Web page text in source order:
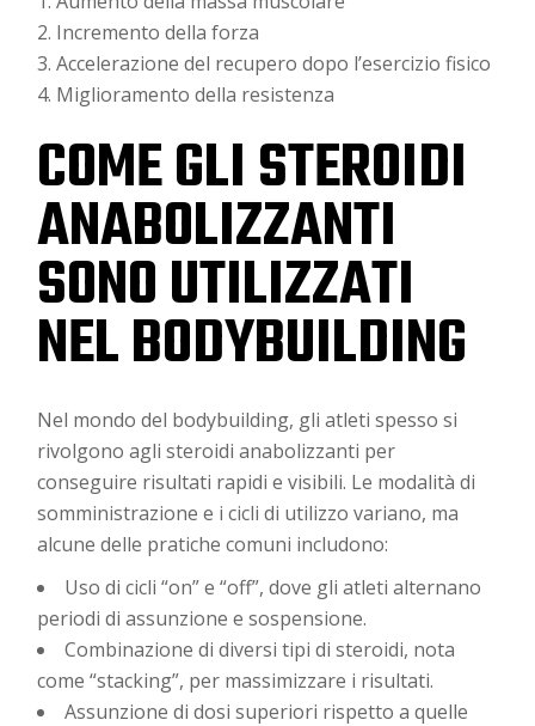
Incremento della forza
Accelerazione del recupero dopo l’esercizio fisico
Miglioramento della resistenza
COME GLI STEROIDI
ANABOLIZZANTI
SONO UTILIZZATI
NEL BODYBUILDING
Nel mondo del bodybuilding, gli atleti spesso si
rivolgono agli steroidi anabolizzanti per
conseguire risultati rapidi e visibili. Le modalità di
somministrazione e i cicli di utilizzo variano, ma
alcune delle pratiche comuni includono:
Uso di cicli “on” e “off”, dove gli atleti alternano
periodi di assunzione e sospensione.
Combinazione di diversi tipi di steroidi, nota
come “stacking”, per massimizzare i risultati.
Assunzione di dosi superiori rispetto a quelle